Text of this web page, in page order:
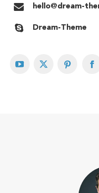
hello@dream-
Dream-Theme
YouTube
X